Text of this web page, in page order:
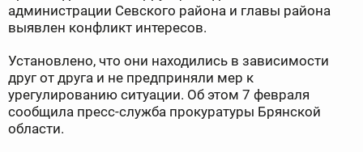
администрации Севского района и главы района
выявлен конфликт интересов.
Установлено, что они находились в зависимости
друг от друга и не предприняли мер к
урегулированию ситуации. Об этом 7 февраля
сообщила пресс-служба прокуратуры Брянской
области.